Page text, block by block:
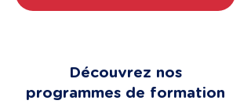
Découvrez nos
programmes de formation